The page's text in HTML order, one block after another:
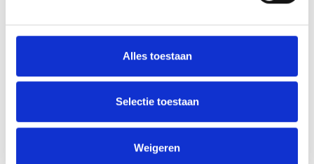
Alles toestaan
Selectie toestaan
Weigeren
ein schönes Bett und ein leckeres Frühstück. Das ist
es, was unsere Bed & Breakfasts Ihnen bieten. Und
können sie überall in Duindorp Schoorl finden.
Schau, was es sonst
noch zu tun gibt